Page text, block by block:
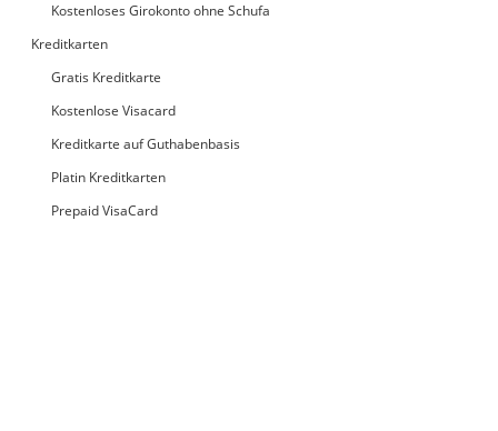
Kostenloses Girokonto ohne Schufa
Kreditkarten
Gratis Kreditkarte
Kostenlose Visacard
Kreditkarte auf Guthabenbasis
Platin Kreditkarten
Prepaid VisaCard